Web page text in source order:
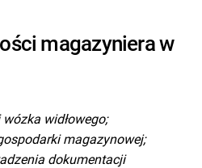
magazyniera w
widłowego;
magazynowej;
dokumentacji